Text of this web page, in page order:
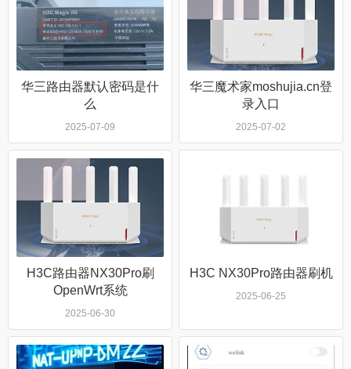
华三路由器默认密码是什
么
2025-07-09
华三魔术家moshujia.cn登
录入口
2025-07-02
H3C路由器NX30Pro刷
OpenWrt系统
2025-06-30
H3C NX30Pro路由器刷机
2025-06-25